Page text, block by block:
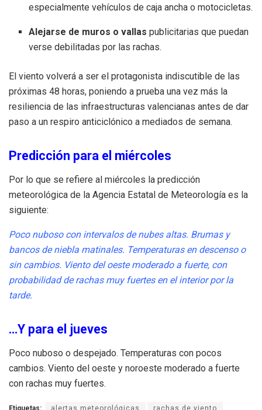
especialmente vehículos de caja ancha o motocicletas.
Alejarse de muros o vallas publicitarias que puedan
verse debilitadas por las rachas.
El viento volverá a ser el protagonista indiscutible de las
próximas 48 horas, poniendo a prueba una vez más la
resiliencia de las infraestructuras valencianas antes de dar
paso a un respiro anticiclónico a mediados de semana.
Predicción para el miércoles
Por lo que se refiere al miércoles la predicción
meteorológica de la Agencia Estatal de Meteorología es la
siguiente:
Poco nuboso con intervalos de nubes altas. Brumas y
bancos de niebla matinales. Temperaturas en descenso o
sin cambios. Viento del oeste moderado a fuerte, con
probabilidad de rachas muy fuertes en el interior por la
tarde.
…Y para el jueves
Poco nuboso o despejado. Temperaturas con pocos
cambios. Viento del oeste y noroeste moderado a fuerte
con rachas muy fuertes.
Etiquetas: alertas meteorológicas rachas de viento